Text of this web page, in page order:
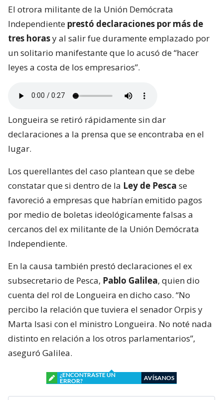
El otrora militante de la Unión Demócrata
Independiente prestó declaraciones por más de
tres horasy al salir fue duramente emplazado por
un solitario manifestante que lo acusó de “hacer
leyes a costa de los empresarios”.
Longueira se retiró rápidamente sin dar
declaraciones a la prensa que se encontraba en el
lugar.
Los querellantes del caso plantean que se debe
constatar que si dentro de la Ley de Pesca se
favoreció a empresas que habrían emitido pagos
por medio de boletas ideológicamente falsas a
cercanos del ex militante de la Unión Demócrata
Independiente.
En la causa también prestó declaraciones el ex
subsecretario de Pesca, Pablo Galilea, quien dio
cuenta del rol de Longueira en dicho caso. “No
percibo la relación que tuviera el senador Orpis y
Marta Isasi con el ministro Longueira. No noté nada
distinto en relación a los otros parlamentarios”,
aseguró Galilea.
¿ENCONTRASTE UN
ERROR?
AVÍSANOS